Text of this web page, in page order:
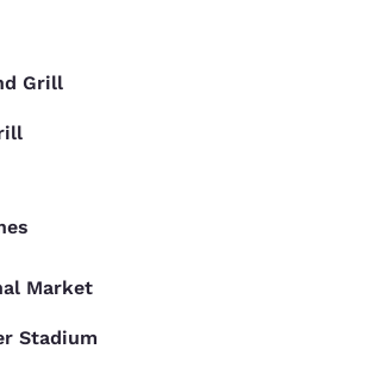
Grill
Market
Stadium